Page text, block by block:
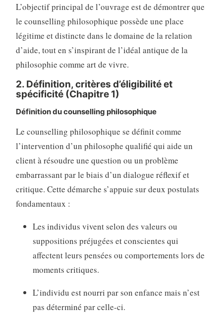
L’objectif principal de l’ouvrage est de démontrer que
le counselling philosophique possède une place
légitime et distincte dans le domaine de la relation
d’aide, tout en s’inspirant de l’idéal antique de la
philosophie comme art de vivre.
2. Définition, critères d’éligibilité et
spécificité (Chapitre 1)
Définition du counselling philosophique
Le counselling philosophique se définit comme
l’intervention d’un philosophe qualifié qui aide un
client à résoudre une question ou un problème
embarrassant par le biais d’un dialogue réflexif et
critique. Cette démarche s’appuie sur deux postulats
fondamentaux :
Les individus vivent selon des valeurs ou
suppositions préjugées et conscientes qui
affectent leurs pensées ou comportements lors de
moments critiques.
L’individu est nourri par son enfance mais n’est
pas déterminé par celle-ci.